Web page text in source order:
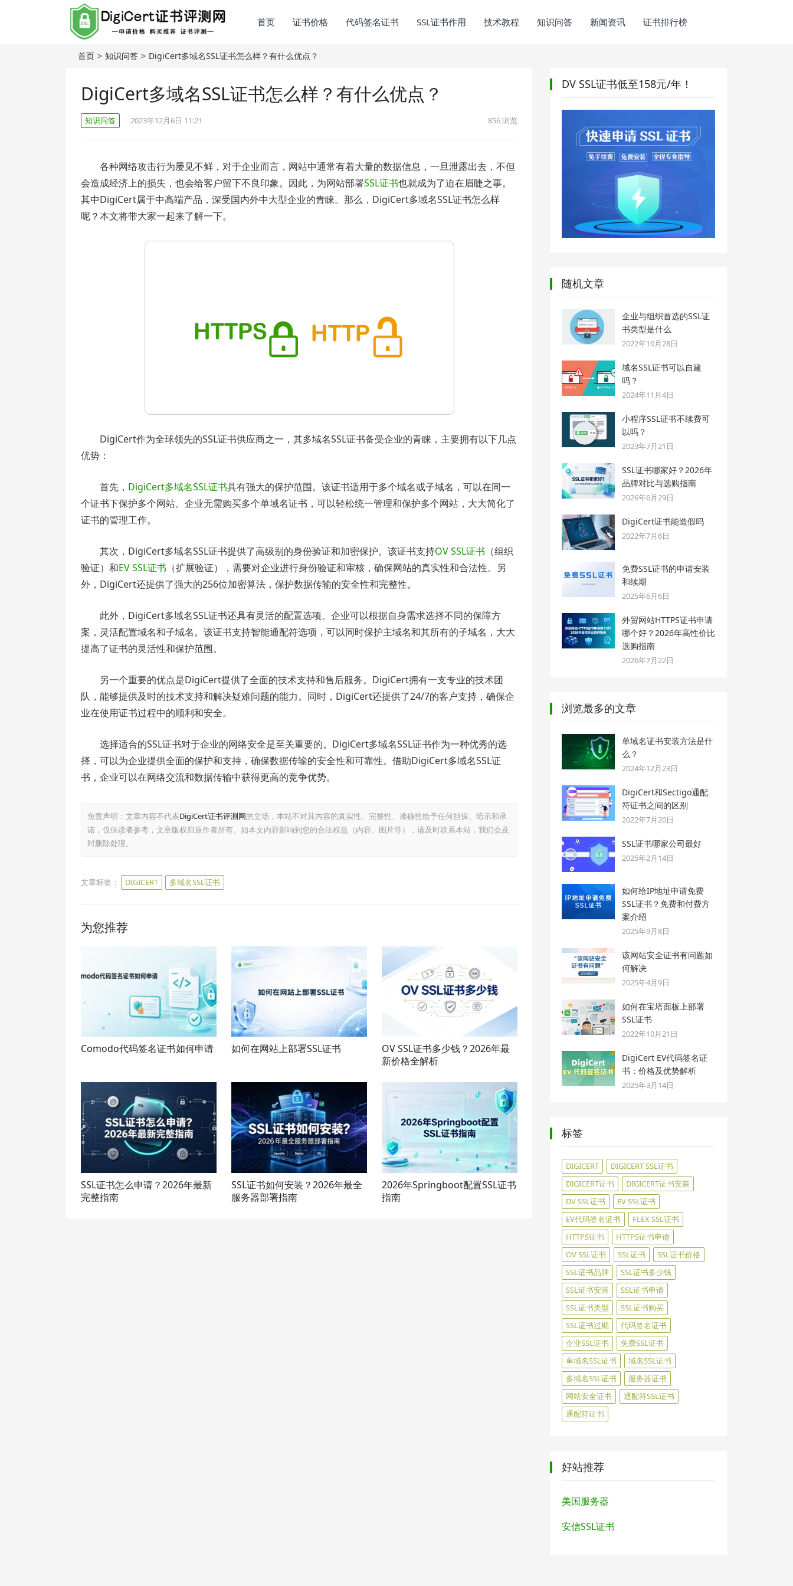
首页 证书价格 代码签名证书 SSL证书作用 技术教程 知识问答 新闻资讯 证书排行榜
首页 > 知识问答 > DigiCert多域名SSL证书怎么样？有什么优点？
DigiCert多域名SSL证书怎么样？有什么优点？
知识问答 2023年12月6日 11:21 856浏览
各种网络攻击行为屡见不鲜，对于企业而言，网站中通常有着大量的数据信息，一旦泄露出去，不但
会造成经济上的损失，也会给客户留下不良印象。因此，为网站部署SSL证书也就成为了迫在眉睫之事。
其中DigiCert属于中高端产品，深受国内外中大型企业的青睐。那么，DigiCert多域名SSL证书怎么样
呢？本文将带大家一起来了解一下。
DigiCert作为全球领先的SSL证书供应商之一，其多域名SSL证书备受企业的青睐，主要拥有以下几点
优势：
首先， DigiCert多域名SSL证书具有强大的保护范围。该证书适用于多个域名或子域名，可以在同一
个证书下保护多个网站。企业无需购买多个单域名证书，可以轻松统一管理和保护多个网站，大大简化了
证书的管理工作。
其次，DigiCert多域名SSL证书提供了高级别的身份验证和加密保护。该证书支持OV SSL证书 （组织
验证）和EV SSL证书 （扩展验证），需要对企业进行身份验证和审核，确保网站的真实性和合法性。另
外，DigiCert还提供了强大的256位加密算法，保护数据传输的安全性和完整性。
此外，DigiCert多域名SSL证书还具有灵活的配置选项。企业可以根据自身需求选择不同的保障方
案，灵活配置域名和子域名。该证书支持智能通配符选项，可以同时保护主域名和其所有的子域名，大大
提高了证书的灵活性和保护范围。
另一个重要的优点是DigiCert提供了全面的技术支持和售后服务。DigiCert拥有一支专业的技术团
队，能够提供及时的技术支持和解决疑难问题的能力。同时，DigiCert还提供了24/7的客户支持，确保企
业在使用证书过程中的顺利和安全。
选择适合的SSL证书对于企业的网络安全是至关重要的。DigiCert多域名SSL证书作为一种优秀的选
择，可以为企业提供全面的保护和支持，确保数据传输的安全性和可靠性。借助DigiCert多域名SSL证
书，企业可以在网络交流和数据传输中获得更高的竞争优势。
免责声明：文章内容不代表DigiCert证书评测网的立场，本站不对其内容的真实性、完整性、准确性给予任何担保、暗示和承
诺，仅供读者参考，文章版权归原作者所有。如本文内容影响到您的合法权益（内容、图片等），请及时联系本站，我们会及
时删除处理。
文章标签： DIGICERT 多域名SSL证书
为您推荐
Comodo代码签名证书如何申请 如何在网站上部署SSL证书
OV SSL证书多少钱？2026年最
新价格全解析
SSL证书怎么申请？2026年最新
完整指南
SSL证书如何安装？2026年最全
服务器部署指南
2026年Springboot配置SSL证书
指南
DV SSL证书低至158元/年！
随机文章
企业与组织首选的SSL证
书类型是什么
2022年10月28日
域名SSL证书可以自建
吗？
2024年11月4日
小程序SSL证书不续费可
以吗？
2023年7月21日
SSL证书哪家好？2026年
品牌对比与选购指南
2026年6月29日
DigiCert证书能造假吗
2022年7月6日
免费SSL证书的申请安装
和续期
2025年6月6日
外贸网站HTTPS证书申请
哪个好？2026年高性价比
选购指南
2026年7月22日
浏览最多的文章
单域名证书安装方法是什
么？
2024年12月23日
DigiCert和Sectigo通配
符证书之间的区别
2022年7月20日
SSL证书哪家公司最好
2025年2月14日
如何给IP地址申请免费
SSL证书？免费和付费方
案介绍
2025年9月8日
该网站安全证书有问题如
何解决
2025年4月9日
如何在宝塔面板上部署
SSL证书
2022年10月21日
DigiCert EV代码签名证
书：价格及优势解析
2025年3月14日
标签
DIGICERT
DIGICERT SSL证书
DIGICERT证书
DIGICERT证书安装
DV SSL证书
EV SSL证书
EV代码签名证书
FLEX SSL证书
HTTPS证书
HTTPS证书申请
OV SSL证书
SSL证书
SSL证书价格
SSL证书品牌
SSL证书多少钱
SSL证书安装
SSL证书申请
SSL证书类型
SSL证书购买
SSL证书过期
代码签名证书
企业SSL证书
免费SSL证书
单域名SSL证书
域名SSL证书
多域名SSL证书
服务器证书
网站安全证书
通配符SSL证书
通配符证书
好站推荐
美国服务器
安信SSL证书